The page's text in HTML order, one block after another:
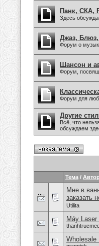
Панк, СКА,
Здесь
Джаз,
Форум о
Шансон и
Форум,
Форум для
Другие
Всё, что
обсуждаем
Тема / Автор
Мне в
заказать
Utilita
Máy
Wholesale